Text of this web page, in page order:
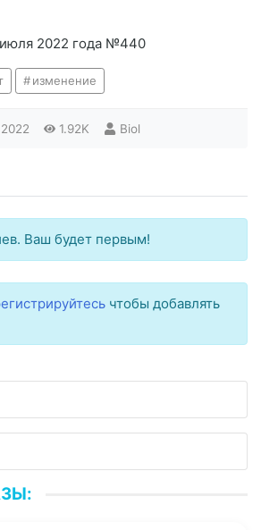
2022 года №440
изменение
1.92K Biol
Ваш будет первым!
чтобы добавлять